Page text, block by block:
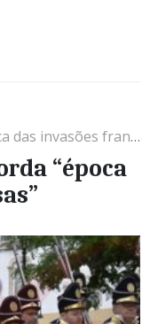
invasões francesas”
“época